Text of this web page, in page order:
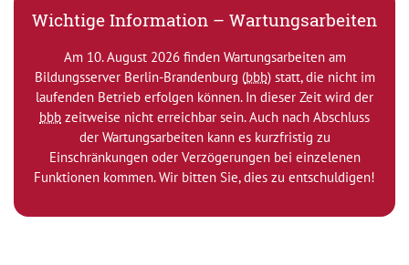
Wichtige Information – Wartungsarbeiten
Am 10. August 2026 finden Wartungsarbeiten am
Bildungsserver Berlin-Brandenburg (bbb) statt, die nicht im
laufenden Betrieb erfolgen können. In dieser Zeit wird der
bbb zeitweise nicht erreichbar sein. Auch nach Abschluss
der Wartungsarbeiten kann es kurzfristig zu
Einschränkungen oder Verzögerungen bei einzelenen
Funktionen kommen. Wir bitten Sie, dies zu entschuldigen!